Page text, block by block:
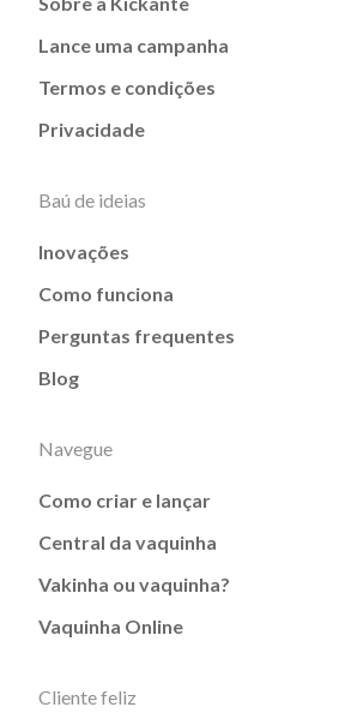
Lance uma campanha
Termos e condições
Privacidade
Baú de ideias
Inovações
Como funciona
Perguntas frequentes
Blog
Navegue
Como criar e lançar
Central da vaquinha
Vakinha ou vaquinha?
Vaquinha Online
Cliente feliz